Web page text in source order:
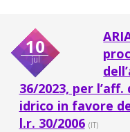
10
jul
36/2023, per
idrico in favore
l.r. 30/2006 (IT)